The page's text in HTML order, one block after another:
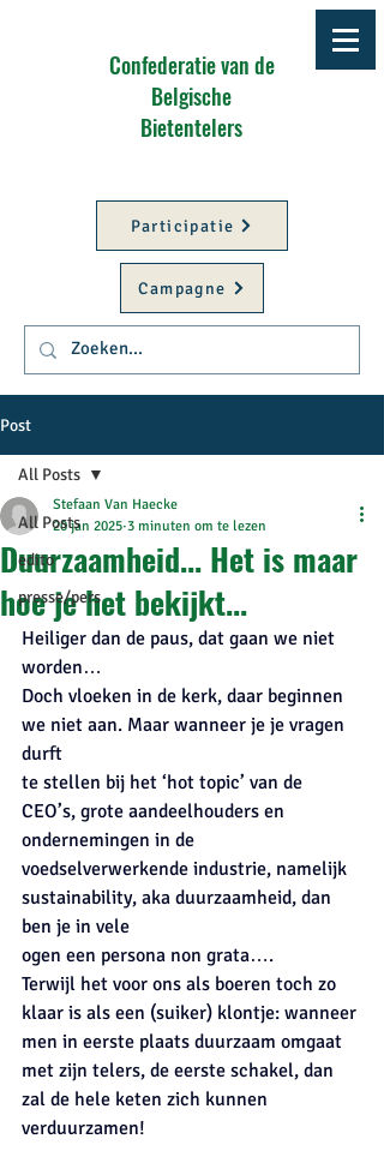
Confederatie van de
Belgische
Bietentelers
Participatie
Campagne
Post
All Posts
edito
presse/pers
All Posts
Duurzaamheid... Het is maar
hoe je het bekijkt...
Stefaan Van Haecke
20 jan 2025 3 minuten om te lezen
Heiliger dan de paus, dat gaan we niet
worden…
Doch vloeken in de kerk, daar beginnen
we niet aan. Maar wanneer je je vragen
durft
te stellen bij het ‘hot topic’ van de
CEO’s, grote aandeelhouders en
ondernemingen in de
voedselverwerkende industrie, namelijk
sustainability, aka duurzaamheid, dan
ben je in vele
ogen een persona non grata….
Terwijl het voor ons als boeren toch zo
klaar is als een (suiker) klontje: wanneer
men in eerste plaats duurzaam omgaat
met zijn telers, de eerste schakel, dan
zal de hele keten zich kunnen
verduurzamen!